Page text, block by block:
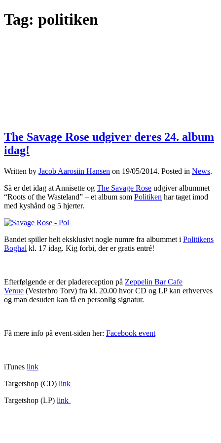
Tag: politiken
The Savage Rose udgiver deres 24. album
idag!
Written by Jacob Aarosiin Hansen on 19/05/2014. Posted in News.
Så er det idag at Annisette og The Savage Rose udgiver albummet
“Roots of the Wasteland” – et album som Politiken har taget imod
med kyshånd og 5 hjerter.
Bandet spiller helt eksklusivt nogle numre fra albummet i Politikens
Boghal kl. 17 idag. Kig forbi, der er gratis entré!
Efterfølgende er der pladereception på Zeppelin Bar Cafe
Venue (Vesterbro Torv) fra kl. 20.00 hvor CD og LP kan erhverves
og man desuden kan få en personlig signatur.
Få mere info på event-siden her: Facebook event
iTunes link
Targetshop (CD) link
Targetshop (LP) link